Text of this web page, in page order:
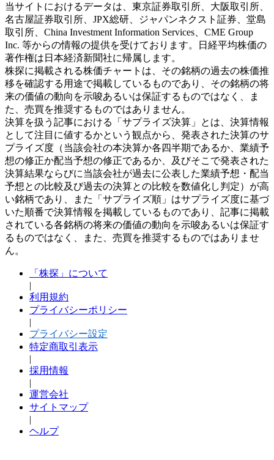
当サイトにおけるデータは、東京証券取引所、大阪取引所、
名古屋証券取引所、JPX総研、ジャパンネクスト証券、堂島
取引所、China Investment Information Services、CME Group
Inc. 等からの情報の提供を受けております。日経平均株価の
著作権は日本経済新聞社に帰属します。
株探に掲載される株価チャートは、その銘柄の過去の株価推
移を確認する用途で掲載しているものであり、その銘柄の将
来の価値の動向を示唆あるいは保証するものではなく、ま
た、売買を推奨するものではありません。
決算を扱う記事における「サプライズ決算」とは、決算情報
として注目に値するかという観点から、発表された決算のサ
プライズ度（当該会社の本決算か各四半期であるか、業績予
想の修正か配当予想の修正であるか、及びそこで発表された
決算結果ならびに当該会社が過去に公表した業績予想・配当
予想との比較及び過去の決算との比較を数値化し判定）が高
い銘柄であり、また「サプライズ順」はサプライズ度に基づ
いた順番で決算情報を掲載しているものであり、記事に掲載
されている各銘柄の将来の価値の動向を示唆あるいは保証す
るものではなく、また、売買を推奨するものではありませ
ん。
「株探」について
|
利用規約
プライバシーポリシー
|
プライバシー設定
特定商取引表示
|
採用情報
|
運営会社
サイトマップ
|
ヘルプ